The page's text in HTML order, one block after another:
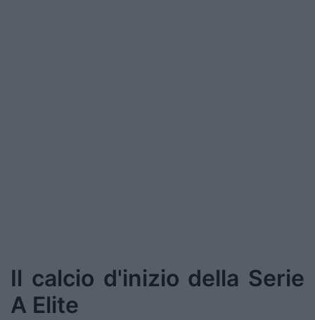
Il calcio d'inizio della Serie
A Elite